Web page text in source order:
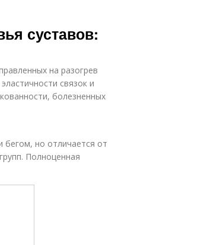
суставов:
на разогрев
связок и
болезненных
бегом, но отличается от
Полноценная